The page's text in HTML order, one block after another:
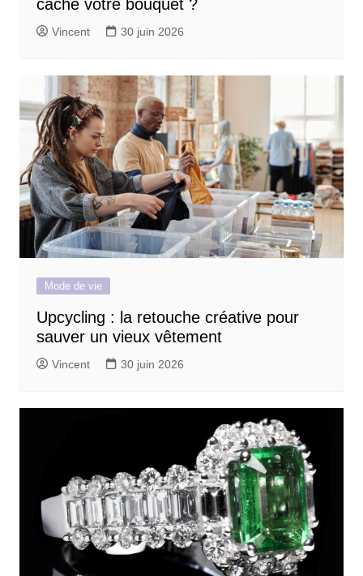
cache votre bouquet ?
Vincent 30 juin 2026
Mode de vie
Upcycling : la retouche créative pour
sauver un vieux vêtement
Vincent 30 juin 2026